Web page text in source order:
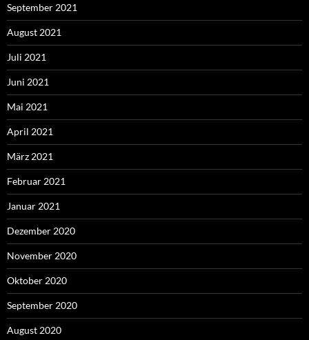
September 2021
August 2021
Juli 2021
Juni 2021
Mai 2021
April 2021
März 2021
Februar 2021
Januar 2021
Dezember 2020
November 2020
Oktober 2020
September 2020
August 2020